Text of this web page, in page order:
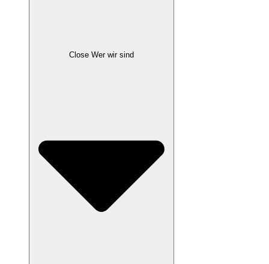
Close Wer wir sind